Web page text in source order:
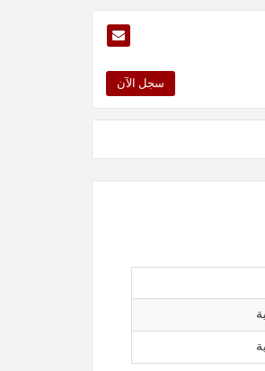
سجل الآن